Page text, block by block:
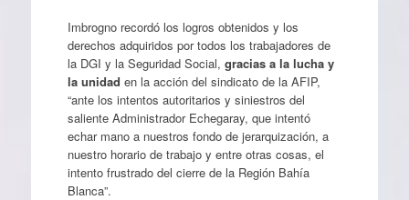
Imbrogno recordó los logros obtenidos y los
derechos adquiridos por todos los trabajadores de
la DGI y la Seguridad Social, gracias a la lucha y
la unidad en la acción del sindicato de la AFIP,
“ante los intentos autoritarios y siniestros del
saliente Administrador Echegaray, que intentó
echar mano a nuestros fondo de jerarquización, a
nuestro horario de trabajo y entre otras cosas, el
intento frustrado del cierre de la Región Bahía
Blanca”.